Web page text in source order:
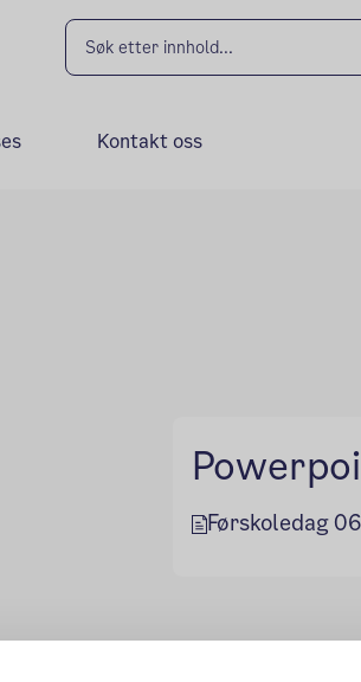
Kontakt oss
Førskoledag